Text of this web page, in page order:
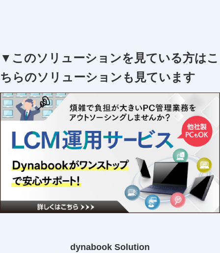
▼このソリューションを見ている方はこ
ちらのソリューションも見ています
dynabook Solution